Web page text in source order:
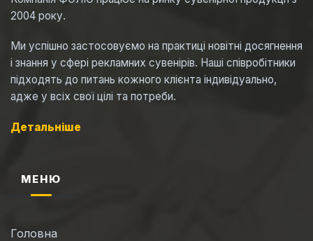
2004 року.
Ми успішно застосовуємо на практиці новітні досягнення
і знання у сфері рекламних сувенірів. Наші співробітники
підходять до питань кожного клієнта індивідуально,
адже у всіх свої цілі та потреби.
Детальніше
МЕНЮ
Головна